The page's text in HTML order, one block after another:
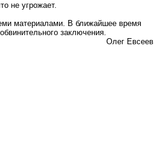
не угрожает.
материалами. В ближайшее время
заключения.
Олег Евсеев